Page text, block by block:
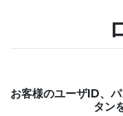
お客様のユーザID、
タン